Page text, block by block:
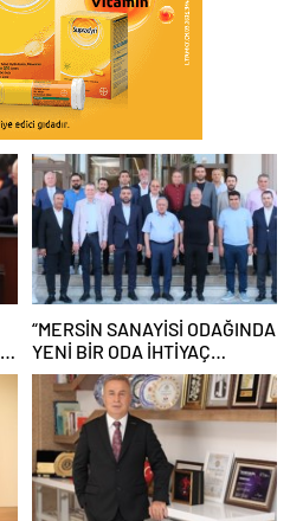
“MERSİN SANAYİSİ ODAĞINDA
YENİ BİR ODA İHTİYAÇ
OLMUŞTUR”